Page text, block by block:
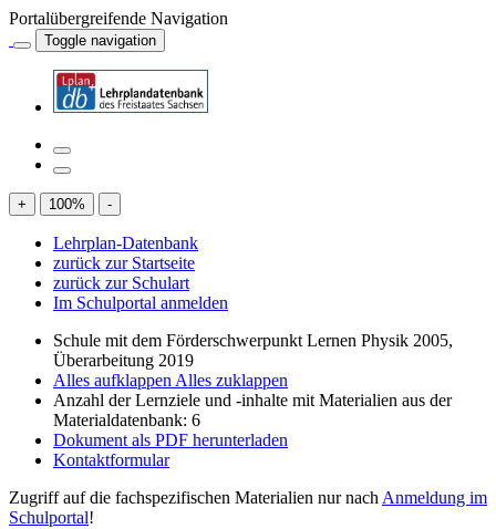
Portalübergreifende Navigation
Toggle navigation
+ 100% -
Lehrplan-Datenbank
zurück zur Startseite
zurück zur Schulart
Im Schulportal anmelden
Schule mit dem Förderschwerpunkt Lernen Physik 2005,
Überarbeitung 2019
Alles aufklappen Alles zuklappen
Anzahl der Lernziele und -inhalte mit Materialien aus der
Materialdatenbank: 6
Dokument als PDF herunterladen
Kontaktformular
Zugriff auf die fachspezifischen Materialien nur nach Anmeldung im
Schulportal!